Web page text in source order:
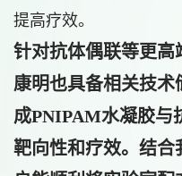
提高疗效。
针对抗体偶联等更高
康明也具备相关技
成PNIPAM水凝胶与
靶向性和疗效。结合